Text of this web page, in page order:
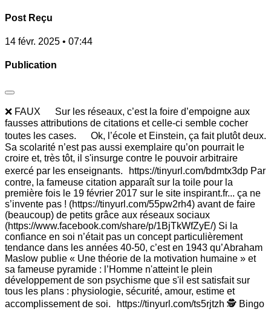
Post Reçu
14 févr. 2025 • 07:44
Publication
❌ FAUX Sur les réseaux, c’est la foire d’empoigne aux
fausses attributions de citations et celle-ci semble cocher
toutes les cases. Ok, l’école et Einstein, ça fait plutôt deux.
Sa scolarité n’est pas aussi exemplaire qu’on pourrait le
croire et, très tôt, il s'insurge contre le pouvoir arbitraire
exercé par les enseignants. https://tinyurl.com/bdmtx3dp Par
contre, la fameuse citation apparaît sur la toile pour la
première fois le 19 février 2017 sur le site inspirant.fr... ça ne
s’invente pas ! (https://tinyurl.com/55pw2rh4) avant de faire
(beaucoup) de petits grâce aux réseaux sociaux
(https://www.facebook.com/share/p/1BjTkWfZyE/) Si la
confiance en soi n’était pas un concept particulièrement
tendance dans les années 40-50, c’est en 1943 qu’Abraham
Maslow publie « Une théorie de la motivation humaine » et
sa fameuse pyramide : l’Homme n'atteint le plein
développement de son psychisme que s'il est satisfait sur
tous les plans : physiologie, sécurité, amour, estime et
accomplissement de soi. https://tinyurl.com/ts5rjtzh 🕵️ Bingo